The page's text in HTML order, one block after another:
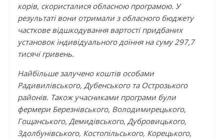
корів, скористалися обласною програмою. У
результаті вони отримали з обласного бюджету
часткове відшкодування вартості придбаних
установок індивідуального доїння на суму 297,7
тисячі гривень.
Найбільше залучено коштів особами
Радивилівського, Дубенського та Острозького
районів. Також учасниками програми були
фермери Березнівського, Володимирецького,
Гощанського, Демидівського, Дубровицького,
Здолбунівського, Костопільського, Корецького,